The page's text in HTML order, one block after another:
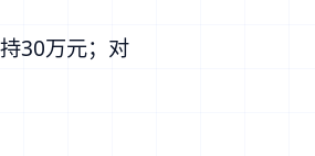
30万元；对